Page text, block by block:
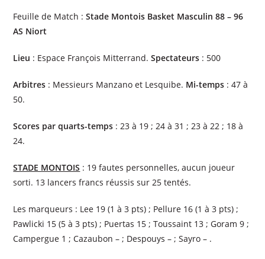
Feuille de Match :Stade Montois Basket Masculin 88 – 96
AS Niort
Lieu : Espace François Mitterrand.Spectateurs : 500
Arbitres : Messieurs Manzano et Lesquibe. Mi-temps : 47 à
50.
Scores par quarts-temps : 23 à 19 ; 24 à 31 ; 23 à 22 ; 18 à
24.
STADE MONTOIS : 19 fautes personnelles, aucun joueur
sorti. 13 lancers francs réussis sur 25 tentés.
Les marqueurs : Lee 19 (1 à 3 pts) ; Pellure 16 (1 à 3 pts) ;
Pawlicki 15 (5 à 3 pts) ; Puertas 15 ; Toussaint 13 ; Goram 9 ;
Campergue 1 ; Cazaubon – ; Despouys – ; Sayro – .